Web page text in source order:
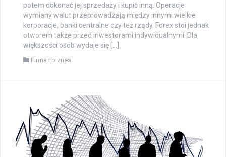
potem dokonać jej sprzedaży i kupić inną. Operacje
wymiany walut przeprowadzają między innymi wielkie
korporacje, banki centralne czy też rządy. Forex stoi jednak
otworem także przed inwestorami indywidualnymi. Dla
większości osób wydaje się […]
Firma i biznes